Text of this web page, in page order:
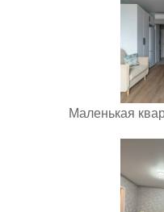
Маленькая